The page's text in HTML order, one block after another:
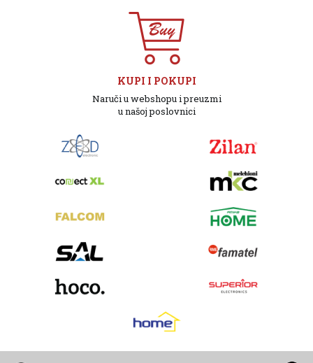
KUPI I POKUPI
Naruči u webshopu i preuzmi
u našoj poslovnici